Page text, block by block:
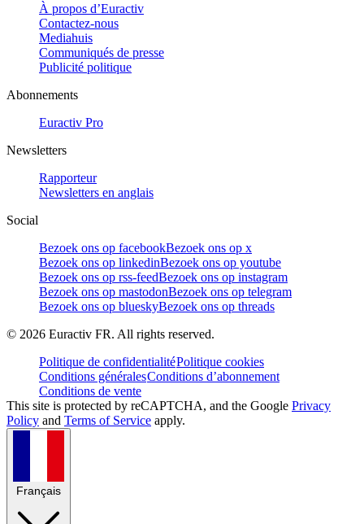
À propos d’Euractiv
Contactez-nous
Mediahuis
Communiqués de presse
Publicité politique
Abonnements
Euractiv Pro
Newsletters
Rapporteur
Newsletters en anglais
Social
Bezoek ons op facebookBezoek ons op x
Bezoek ons op linkedinBezoek ons op youtube
Bezoek ons op rss-feedBezoek ons op instagram
Bezoek ons op mastodonBezoek ons op telegram
Bezoek ons op blueskyBezoek ons op threads
© 2026 Euractiv FR. All rights reserved.
Politique de confidentialitéPolitique cookies
Conditions généralesConditions d’abonnement
Conditions de vente
This site is protected by reCAPTCHA, and the Google Privacy
Policy and Terms of Service apply.
Français